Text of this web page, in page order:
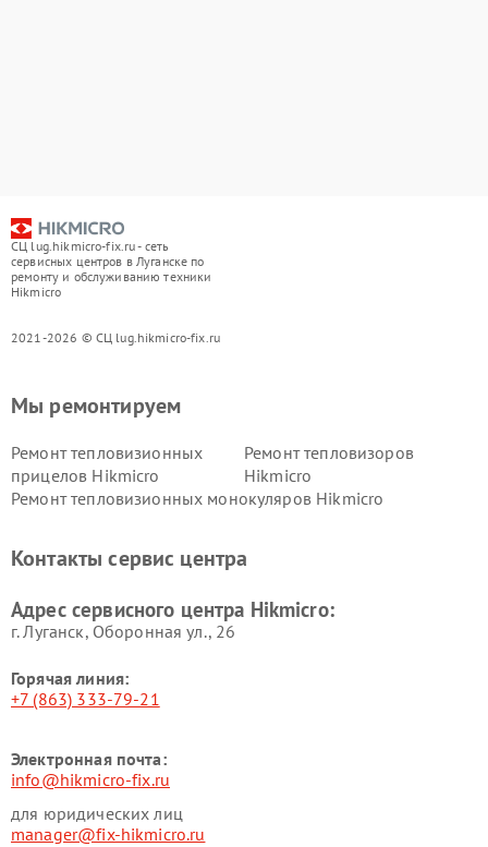
СЦ lug.hikmicro-fix.ru - сеть
сервисных центров в Луганске по
ремонту и обслуживанию техники
Hikmicro
2021-2026 © СЦ lug.hikmicro-fix.ru
Мы ремонтируем
Ремонт тепловизионных
прицелов Hikmicro
Ремонт тепловизоров
Hikmicro
Ремонт тепловизионных монокуляров Hikmicro
Контакты сервис центра
Адрес сервисного центра Hikmicro:
г. Луганск, Оборонная ул., 26
Горячая линия:
+7 (863) 333-79-21
Электронная почта:
info@hikmicro-fix.ru
для юридических лиц
manager@fix-hikmicro.ru